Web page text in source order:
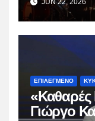
JUN 22, 2026
ΕΠΙΛΕΓΜΕΝΟ
«Καθαρές
Γιώργο